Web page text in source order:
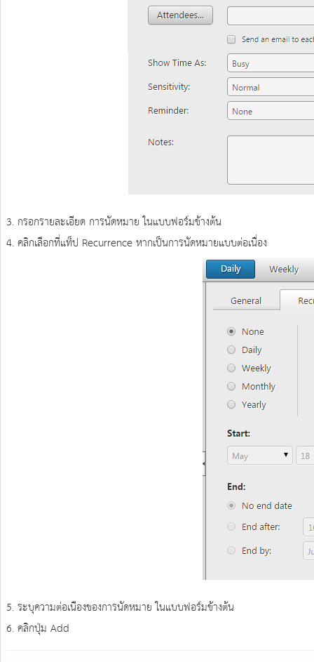
3. กรอกรายละเอียด การนัดหมาย ในแบบฟอร์มข้างต้น
4. คลิกเลือกที่แท็ป Recurrence หากเป็นการนัดหมายแบบต่อเนื่อง
5. ระบุความต่อเนืองของการนัดหมาย ในแบบฟอร์มข้างต้น
6. คลิกปุ่ม Add